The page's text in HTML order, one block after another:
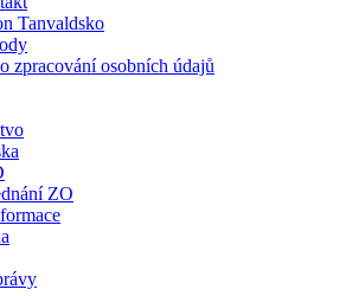
Tanvaldsko
zpracování osobních údajů
ZO